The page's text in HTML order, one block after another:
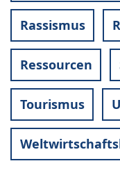
Rassismus
Ressourcen
Tourismus